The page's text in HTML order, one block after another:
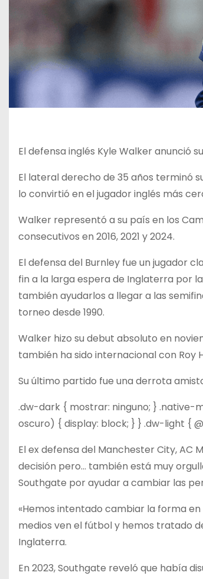
El defensa inglés Kyle Walker anunció
El lateral derecho de 35 años terminó
lo convirtió en el jugador inglés más
Walker representó a su país en los
consecutivos en 2016, 2021 y 2024.
El defensa del Burnley fue un jugador
fin a la larga espera de Inglaterra por
también ayudarlos a llegar a las
torneo desde 1990.
Walker hizo su debut absoluto en
también ha sido internacional con Roy
Su último partido fue una derrota
.dw-dark { mostrar: ninguno; } .native-
oscuro) { display: block; } } .dw-light {
El ex defensa del Manchester City, AC
decisión pero… también está muy
Southgate por ayudar a cambiar las
«Hemos intentado cambiar la forma
medios ven el fútbol y hemos tratado
Inglaterra.
En 2023, Southgate reveló que había